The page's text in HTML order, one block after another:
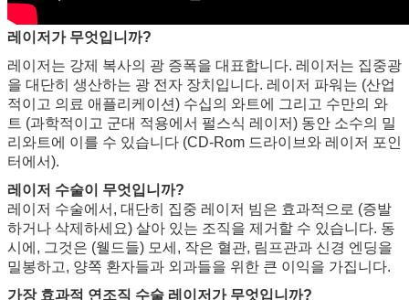
레이저가 무엇입니까?
레이저는 강제 복사의 광 증폭을 대표합니다. 레이저는 집중광
을 대단히 생산하는 광 전자 장치입니다. 레이저 파워는 (산업
적이고 의료 애플리케이션) 수십의 와트에 그리고 수만의 와
트 (과학적이고 군대 적용에서 펄스식 레이저) 동안 소수의 밀
리와트에 이를 수 있습니다 (CD-Rom 드라이브와 레이저 포인
터에서).
레이저 수술이 무엇입니까?
레이저 수술에서, 대단히 집중 레이저 빔은 효과적으로 (증발
하거나 삭제하세요) 살아 있는 조직을 제거할 수 있습니다. 동
시에, 그것은 (웰드들) 모세, 작은 혈관, 림프관과 신경 엔딩을
밀봉하고, 양쪽 환자들과 외과들을 위한 큰 이익을 가집니다.
가장 효과적 연조직 수술 레이저가 무엇입니까?